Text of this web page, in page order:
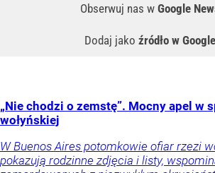
Obserwuj nas w Google
Dodaj jako źródło w Google
„Nie chodzi o zemstę”. Mocny apel w
wołyńskiej
W Buenos Aires potomkowie ofiar rzezi
pokazują rodzinne zdjęcia i listy,